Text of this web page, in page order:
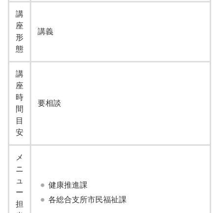
講
座
形
態
講義
講
座
時
間
目
安
要相談
メ
ニ
ュ
ー
担
健康推進課
各総合支所市民福祉課